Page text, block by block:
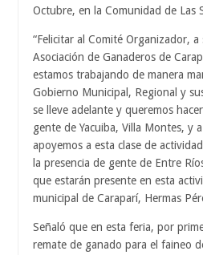
Octubre, en la Comunidad de Las
“Felicitar al Comité Organizador,
Asociación de Ganaderos de
estamos trabajando de manera
Gobierno Municipal, Regional y
se lleve adelante y queremos
gente de Yacuiba, Villa Montes, y
apoyemos a esta clase de
la presencia de gente de Entre
que estarán presente en esta
municipal de Caraparí, Hermas
Señaló que en esta feria, por
remate de ganado para el faineo